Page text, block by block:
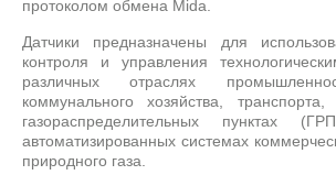
протоколом обмена Mida.
Датчики предназначены для
контроля и управления
различных отраслях
коммунального хозяйства,
газораспределительных пунктах
автоматизированных системах
природного газа.